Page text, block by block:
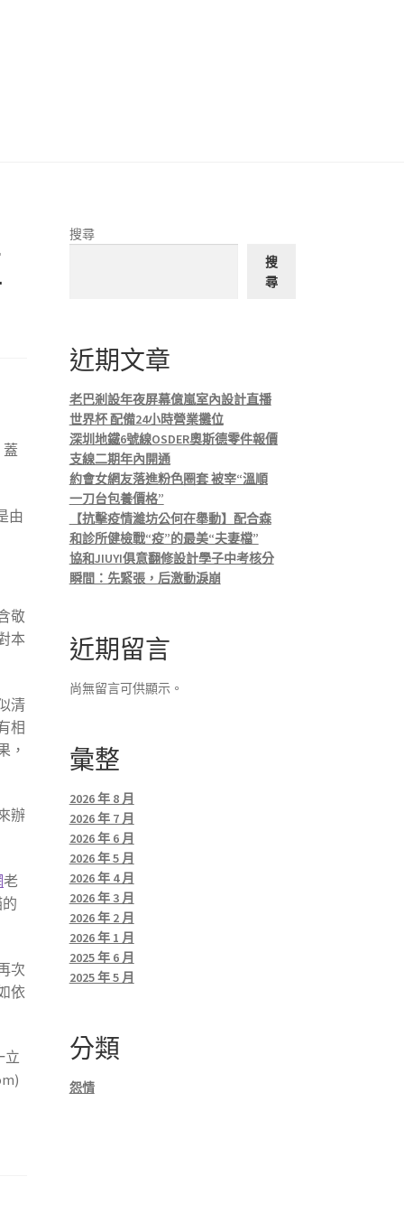
由
敬
本
清
相
，
辦
老
次
依
立
搜尋
搜
尋
近期文章
老巴剎設年夜屏幕億嵐室內設計直播
世界杯 配備24小時營業攤位
深圳地鐵6號線OSDER奧斯德零件報價
支線二期年內開通
約會女網友落進粉色圈套 被宰“溫順
一刀台包養價格”
【抗擊疫情濰坊公何在舉動】配合森
和診所健檢戰“疫”的最美“夫妻檔”
協和JIUYI俱意翻修設計學子中考核分
瞬間：先緊張，后激動淚崩
近期留言
尚無留言可供顯示。
彙整
2026 年 8 月
2026 年 7 月
2026 年 6 月
2026 年 5 月
2026 年 4 月
2026 年 3 月
2026 年 2 月
2026 年 1 月
2025 年 6 月
2025 年 5 月
分類
怨情